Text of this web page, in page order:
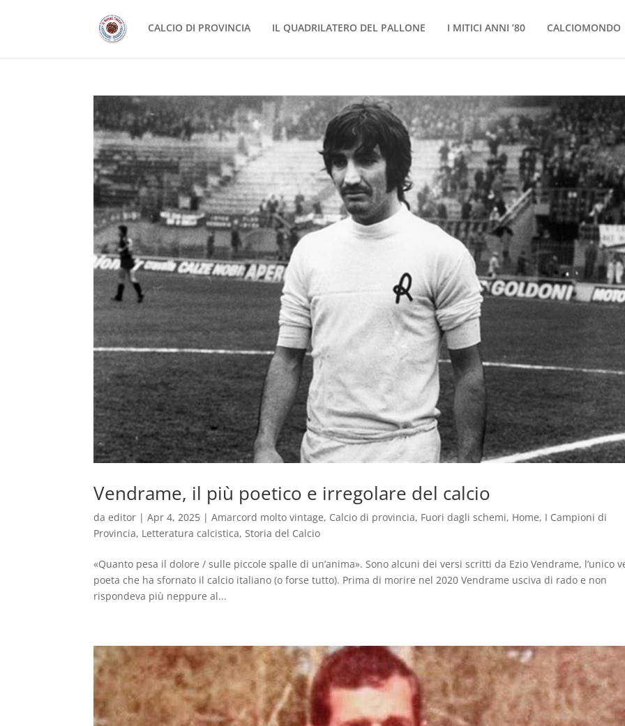
CALCIO DI PROVINCIA IL QUADRILATERO DEL PALLONE I MITICI ANNI ’80 CALCIOMONDO
Vendrame, il più poetico e irregolare del calcio
daeditor |Apr 4, 2025 |Amarcord molto vintage, Calcio di provincia, Fuori dagli schemi, Home, I Campioni di
Provincia, Letteratura calcistica,Storia del Calcio
«Quanto pesa il dolore / sulle piccole spalle di un’anima». Sono alcuni dei versi scritti da Ezio Vendrame, l’unico
poeta che ha sfornato il calcio italiano (o forse tutto). Prima di morire nel 2020 Vendrame usciva di rado e non
rispondeva più neppure al...